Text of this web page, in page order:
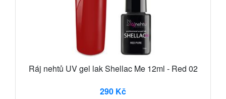
Ráj nehtů UV gel lak Shellac Me 12ml - Red 02
290 Kč